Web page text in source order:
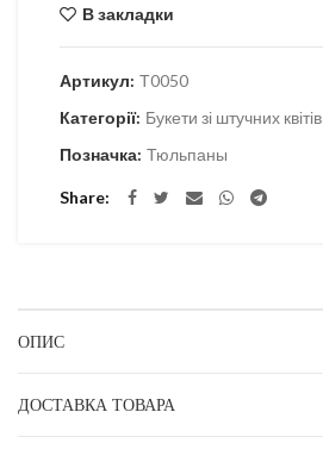
В закладки
Артикул: Т0050
Категорії: Букети зі штучних квітів
Позначка: Тюльпаны
Share
ОПИС
ДОСТАВКА ТОВАРА